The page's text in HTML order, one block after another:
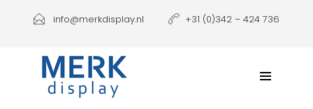
Producten
Klantbeleving
info@merkdisplay.nl +31 (0)342 – 424 736